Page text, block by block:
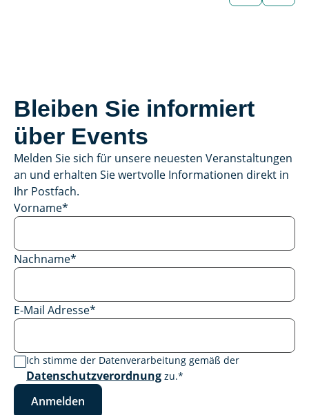
Bleiben Sie informiert
über Events
Melden Sie sich für unsere neuesten Veranstaltungen
an und erhalten Sie wertvolle Informationen direkt in
Ihr Postfach.
Vorname*
Nachname*
E-Mail Adresse*
Ich stimme der Datenverarbeitung gemäß der
Datenschutzverordnung zu.*
Anmelden